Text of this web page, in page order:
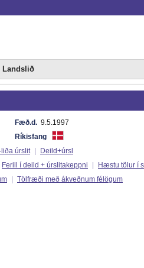
Landslið
Fæð.d. 9.5.1997
Ríkisfang
úrslit |
Deild+úrsl
Ferill í deild + úrslitakeppni |
Hæstu tölur í
| Tölfræði með ákveðnum félögum